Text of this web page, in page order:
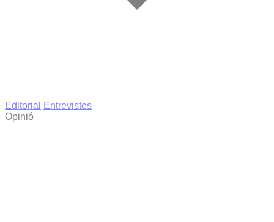
Editorial
Entrevistes
Opinió